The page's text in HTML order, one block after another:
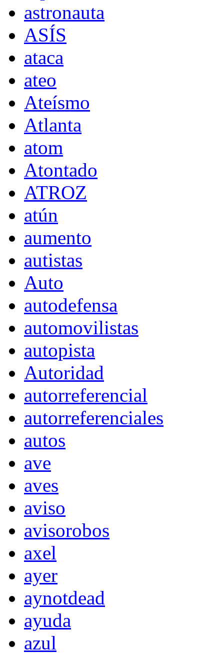
astronauta
ASÍS
ataca
ateo
Ateísmo
Atlanta
atom
Atontado
ATROZ
atún
aumento
autistas
Auto
autodefensa
automovilistas
autopista
Autoridad
autorreferencial
autorreferenciales
autos
ave
aves
aviso
avisorobos
axel
ayer
aynotdead
ayuda
azul